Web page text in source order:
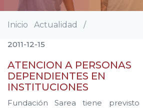
Sobrescribir
de
ayuda
a
la
navegación
Inicio Actualidad /
2011-12-15
ATENCION A PERSONAS
DEPENDIENTES EN
INSTITUCIONES
Fundación Sarea tiene